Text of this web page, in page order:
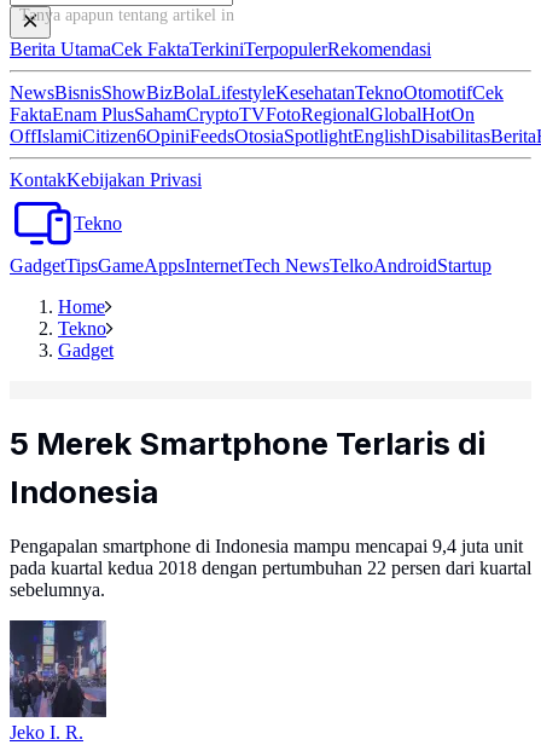
Tanya apapun tentang artikel ini...
Berita UtamaCek FaktaTerkiniTerpopulerRekomendasi
NewsBisnisShowBizBolaLifestyleKesehatanTeknoOtomotifCek
FaktaEnam PlusSahamCryptoTVFotoRegionalGlobalHotOn
OffIslamiCitizen6OpiniFeedsOtosiaSpotlightEnglishDisabilitasBerita
KontakKebijakan Privasi
Tekno
GadgetTipsGameAppsInternetTech NewsTelkoAndroidStartup
Home
Tekno
Gadget
5 Merek Smartphone Terlaris di
Indonesia
Pengapalan smartphone di Indonesia mampu mencapai 9,4 juta unit
pada kuartal kedua 2018 dengan pertumbuhan 22 persen dari kuartal
sebelumnya.
Jeko I. R.